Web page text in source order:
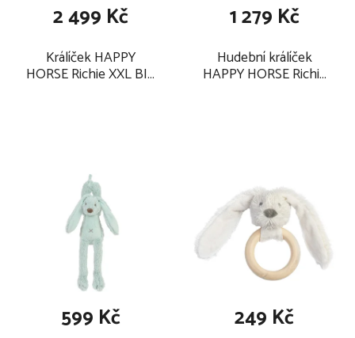
Králíček HAPPY
HORSE Richie XXL BIG
2 499 Kč
Hudební králíček
HAPPY HORSE Richie
1 279 Kč
599 Kč 249 Kč